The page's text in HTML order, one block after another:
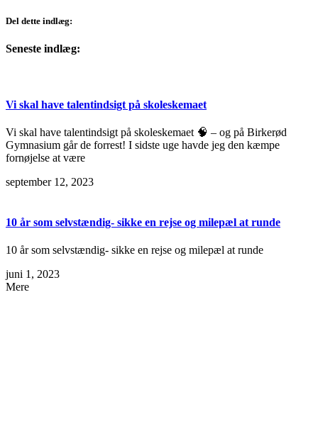
Del dette indlæg:
Seneste indlæg:
Vi skal have talentindsigt på skoleskemaet
Vi skal have talentindsigt på skoleskemaet 🧠 – og på Birkerød
Gymnasium går de forrest! I sidste uge havde jeg den kæmpe
fornøjelse at være
september 12, 2023
10 år som selvstændig- sikke en rejse og milepæl at runde
10 år som selvstændig- sikke en rejse og milepæl at runde
juni 1, 2023
Mere